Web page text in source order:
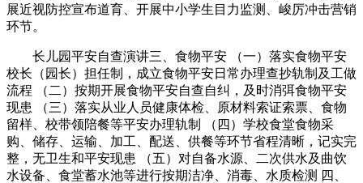
展近视防控宣布道育、开展中小学生目力监测、峻厉冲击营销
环节。
长儿园平安自查演讲三、食物平安 （一）落实食物平安
校长（园长）担任制，成立食物平安日常办理查抄轨制及工做
流程 （二）按期开展食物平安自查自纠，及时消弭食物平安
现患 （三）落实从业人员健康体检、原材料索证索票、食物
留样、校带领陪餐等平安办理轨制 （四）学校食堂食物采
购、储存、运输、加工、配送、供餐等环节省程清晰，记实完
整，无卫生和平安现患 （五）对自备水源、二次供水及曲饮
水设备、食堂蓄水池等进行按期洁净、消毒、水质检测 四、